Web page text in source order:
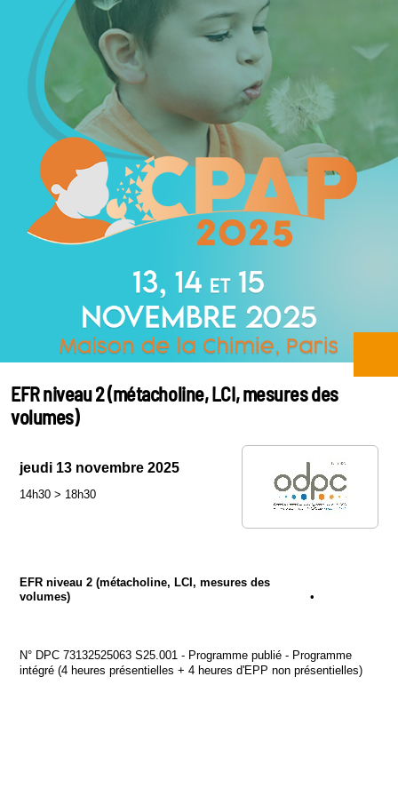
EFR niveau 2 (métacholine, LCI, mesures des
volumes)
jeudi 13 novembre 2025
14h30 > 18h30
EFR niveau 2 (métacholine, LCI, mesures des
volumes)
•
N° DPC 73132525063 S25.001 - Programme publié - Programme
intégré (4 heures présentielles + 4 heures d'EPP non présentielles)